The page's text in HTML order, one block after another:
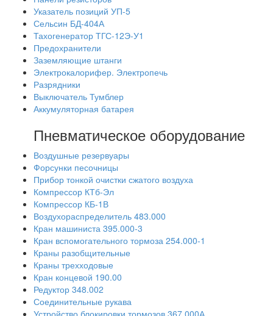
Указатель позиций УП-5
Сельсин БД-404А
Тахогенератор ТГС-12Э-У1
Предохранители
Заземляющие штанги
Электрокалорифер. Электропечь
Разрядники
Выключатель Тумблер
Аккумуляторная батарея
Пневматическое оборудование
Воздушные резервуары
Форсунки песочницы
Прибор тонкой очистки сжатого воздуха
Компрессор КТб-Эл
Компрессор КБ-1В
Воздухораспределитель 483.000
Кран машиниста 395.000-3
Кран вспомогательного тормоза 254.000-1
Краны разобщительные
Краны трехходовые
Кран концевой 190.00
Редуктор 348.002
Соединительные рукава
Устройство блокировки тормозов 367.000А